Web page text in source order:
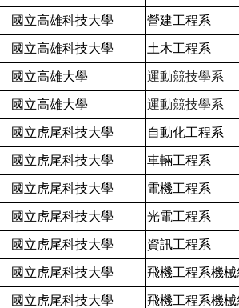
國立高雄科技大學 營建工程系
國立高雄科技大學 土木工程系
國立高雄大學 運動競技學系
國立高雄大學 運動競技學系
國立虎尾科技大學 自動化工程系
國立虎尾科技大學 車輛工程系
國立虎尾科技大學 電機工程系
國立虎尾科技大學 光電工程系
國立虎尾科技大學 資訊工程系
國立虎尾科技大學 飛機工程系機械
國立虎尾科技大學 飛機工程系機械